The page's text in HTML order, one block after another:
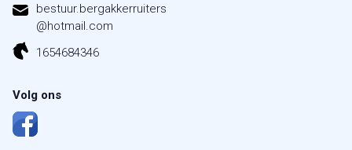
bestuur.bergakkerruiters
@hotmail.com
1654684346
Volg ons